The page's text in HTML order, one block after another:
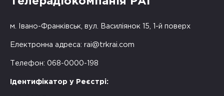
м. Івано-Франківськ, вул. Василіянок 15, 1-й поверх
Електронна адреса: rai@trkrai.com
Телефон: 068-0000-198
Ідентифікатор у Реєстрі: